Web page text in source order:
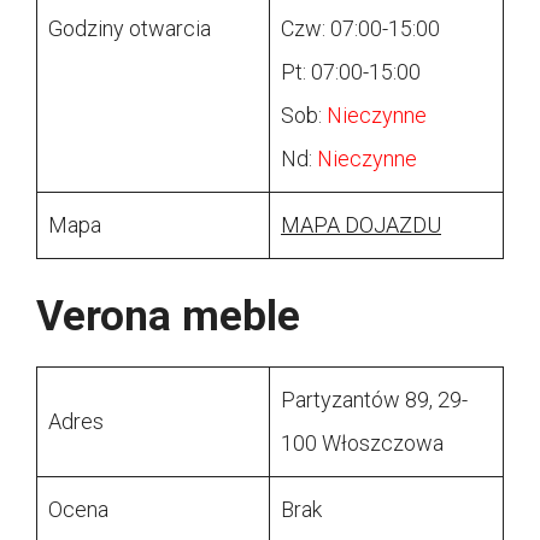
Godziny otwarcia
Czw: 07:00-15:00
Pt: 07:00-15:00
Sob: Nieczynne
Nd: Nieczynne
Mapa MAPA DOJAZDU
Verona meble
Adres
Partyzantów 89, 29-
100 Włoszczowa
Ocena Brak